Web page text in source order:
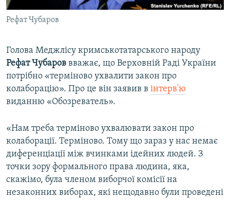
СВІДЧЕННЯ ОКУПАЦІЇ
УКРАЇНСЬКА ПРОБЛЕМА КРИМУ
Qırımtatar
Усі сайти RFE/RL
Рефат Чубаров
Голова Меджлісу кримськотатарського народу
Рефат Чубаров вважає, що Верховній Раді України
потрібно «терміново ухвалити закон про
колаборацію». Про це він заявив в інтерв'ю
виданню «Обозреватель».
«Нам треба терміново ухвалювати закон про
колаборації. Терміново. Тому що зараз у нас немає
диференціації між вчинками ідейних людей. З
точки зору формального права людина, яка,
скажімо, була членом виборчої комісії на
незаконних виборах, які нещодавно були проведені